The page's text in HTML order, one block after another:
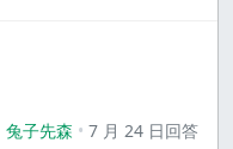
兔子先森 7 月 24 日回答